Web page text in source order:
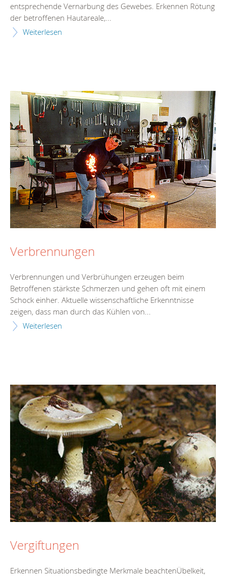
entsprechende Vernarbung des Gewebes. Erkennen Rötung
der betroffenen Hautareale,...
Weiterlesen
Verbrennungen
Verbrennungen und Verbrühungen erzeugen beim
Betroffenen stärkste Schmerzen und gehen oft mit einem
Schock einher. Aktuelle wissenschaftliche Erkenntnisse
zeigen, dass man durch das Kühlen von...
Weiterlesen
Vergiftungen
Erkennen Situationsbedingte Merkmale beachtenÜbelkeit,